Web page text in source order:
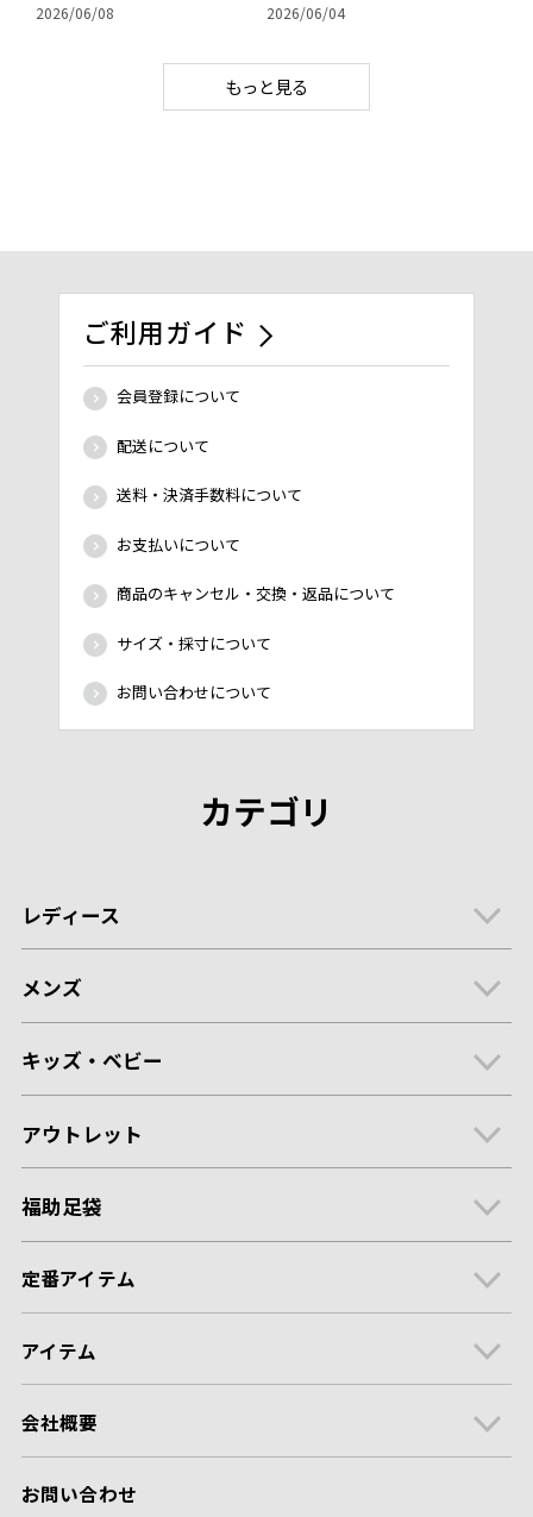
2026/06/08 2026/06/04
もっと見る
ご利用ガイド
会員登録について
配送について
送料・決済手数料について
お支払いについて
商品のキャンセル・交換・返品について
サイズ・採寸について
お問い合わせについて
カテゴリ
レディース
メンズ
キッズ・ベビー
アウトレット
福助足袋
定番アイテム
アイテム
会社概要
お問い合わせ